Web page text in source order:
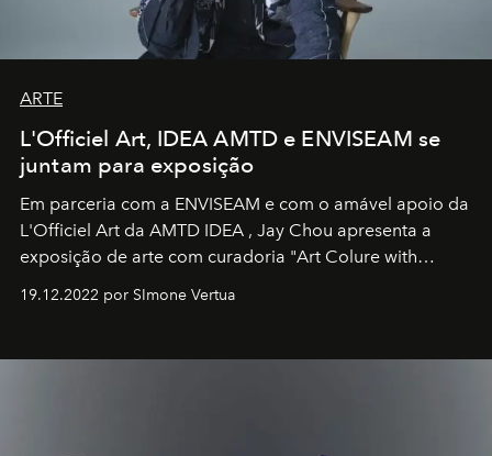
ARTE
L'Officiel Art, IDEA AMTD e ENVISEAM se
juntam para exposição
Em parceria com a ENVISEAM e com o amável apoio da
L'Officiel Art da AMTD IDEA , Jay Chou apresenta a
exposição de arte com curadoria "Art Colure with
19.12.2022 por SImone Vertua